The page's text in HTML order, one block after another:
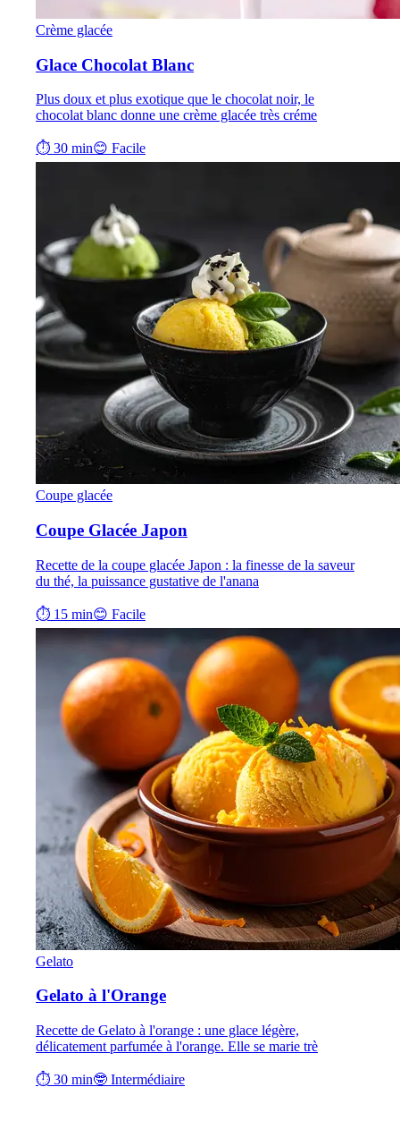
Crème glacée
Glace Chocolat Blanc
Plus doux et plus exotique que le chocolat noir, le
chocolat blanc donne une crème glacée très créme
⏱ 30 min😊 Facile
Coupe glacée
Coupe Glacée Japon
Recette de la coupe glacée Japon : la finesse de la saveur
du thé, la puissance gustative de l'anana
⏱ 15 min😊 Facile
Gelato
Gelato à l'Orange
Recette de Gelato à l'orange : une glace légère,
délicatement parfumée à l'orange. Elle se marie trè
⏱ 30 min🤓 Intermédiaire